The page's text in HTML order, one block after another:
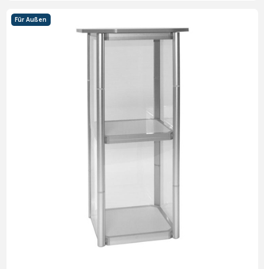
Für Außen